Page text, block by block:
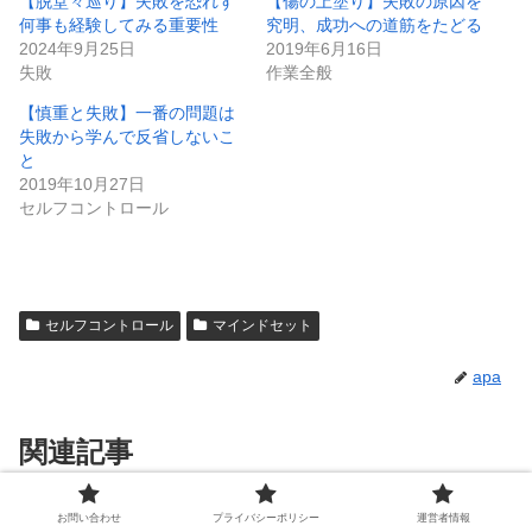
何事も経験してみる重要性
2024年9月25日
失敗
究明、成功への道筋をたどる
2019年6月16日
作業全般
【慎重と失敗】一番の問題は
失敗から学んで反省しないこ
と
2019年10月27日
セルフコントロール
セルフコントロール マインドセット
apa
関連記事
セルフコントロール 【制約と自由】一日のお尻に予定
お問い合わせ プライバシーポリシー 運営者情報